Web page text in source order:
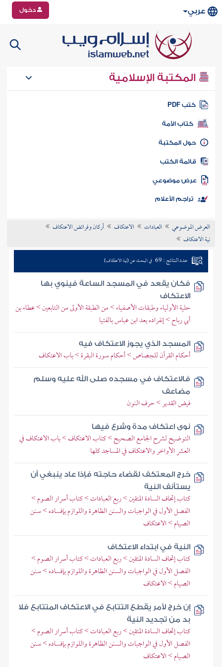
عربي دخول
المكتبة الإسلامية
كتب PDF
كتاب الأمة
المكتبة
الكتب
موضوعي
تراجم الأعلام
العرض الموضوعي العبادات الاعتكاف
أركان وفرائض الاعتكاف
نية الاعتكاف
عدد النتائج : 69 في البحث عن (نية الاعتكاف)
فكان يقعد في المسجد الساعة فينوي بها
الاعتكاف
حلية الأولياء وطبقات الأصفياء > من الطبقة الأولى من التابعين > عطاء بن
أبي رباح > إنفراده بعد ابن عباس بالفتيا
المسجد الذي يجوز الاعتكاف فيه
أحكام القرآن للجصاص > أحكام سورة البقرة > باب الاعتكاف
فالاعتكاف في مسجده صلى الله عليه وسلم
مضاعف
فيض القدير > حرف النون
نوى اعتكاف مدة وشرع فيها
التوضيح لشرح الجامع الصحيح > كتاب الاعتكاف > باب الاعتكاف في
العشر الأواخر والاعتكاف في المساجد كلها
خرج المعتكف لقضاء حاجته فإذا عاد ينبغي أن
يستأنف النية
كتاب إتحاف السادة المتقين > ربع العبادات > كتاب أسرار الصوم >
الفصل الأول في الواجبات والسنن الظاهرة واللوازم بإفساده > سنن
الصيام > الاعتكاف
النية في ابتداء الاعتكاف
كتاب إتحاف السادة المتقين > ربع العبادات > كتاب أسرار الصوم >
الفصل الأول في الواجبات والسنن الظاهرة واللوازم بإفساده > سنن
الصيام > الاعتكاف
إن خرج لأمر يقطع التتابع في الاعتكاف المتتابع فلا
بد من تجديد النية
كتاب إتحاف السادة المتقين > ربع العبادات > كتاب أسرار الصوم >
الفصل الأول في الواجبات والسنن الظاهرة واللوازم بإفساده > سنن
الصيام > الاعتكاف